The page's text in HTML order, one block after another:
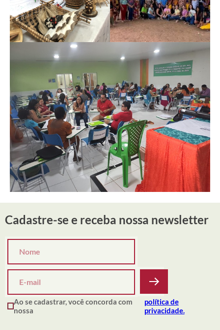
Cadastre-se e receba nossa newsletter
Ao se cadastrar, você concorda com
nossa
política de
privacidade.